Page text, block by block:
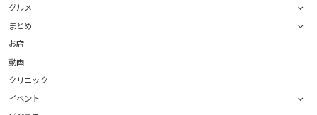
グルメ
まとめ
お店
動画
クリニック
イベント